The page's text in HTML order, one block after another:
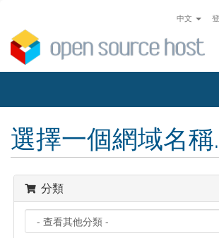
中文
選擇一個網域名稱
分類